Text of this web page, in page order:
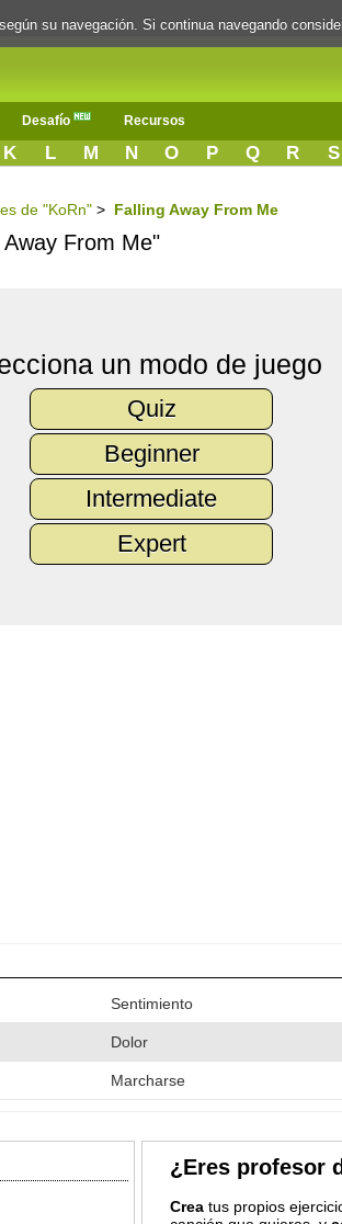
Desafío Recursos
K L M N O P Q R S
de "KoRn" > Falling Away From Me
From Me"
un modo de juego
Quiz
Beginner
Intermediate
Expert
Sentimiento
Dolor
Marcharse
¿Eres profesor
Creatus propios
su navegación. Si continua navegando